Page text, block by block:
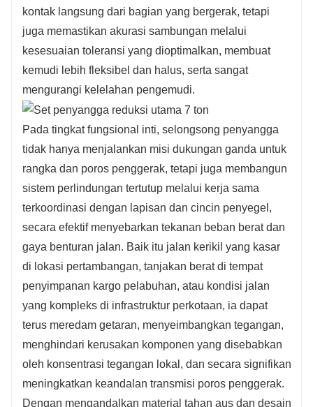
5. Harga terjangkau, jaminan kualitas handal.
Penjualan langsung dari pabrik, hemat biaya,
dengan pemeriksaan kualitas yang ketat
sebelum pengiriman.
6. Kapasitas penyimpanan pabrik yang
memadai, sistem pengiriman dan transportasi
profesional, nyaman dan cepat, memastikan
pasokan tepat waktu dan dukungan purna jual
yang efisien.
kontak langsung dari bagian yang bergerak, tetapi
juga memastikan akurasi sambungan melalui
kesesuaian toleransi yang dioptimalkan, membuat
kemudi lebih fleksibel dan halus, serta sangat
mengurangi kelelahan pengemudi.
Pada tingkat fungsional inti, selongsong penyangga
tidak hanya menjalankan misi dukungan ganda untuk
rangka dan poros penggerak, tetapi juga membangun
sistem perlindungan tertutup melalui kerja sama
terkoordinasi dengan lapisan dan cincin penyegel,
secara efektif menyebarkan tekanan beban berat dan
gaya benturan jalan. Baik itu jalan kerikil yang kasar
di lokasi pertambangan, tanjakan berat di tempat
penyimpanan kargo pelabuhan, atau kondisi jalan
yang kompleks di infrastruktur perkotaan, ia dapat
terus meredam getaran, menyeimbangkan tegangan,
menghindari kerusakan komponen yang disebabkan
oleh konsentrasi tegangan lokal, dan secara signifikan
meningkatkan keandalan transmisi poros penggerak.
Dengan mengandalkan material tahan aus dan desain